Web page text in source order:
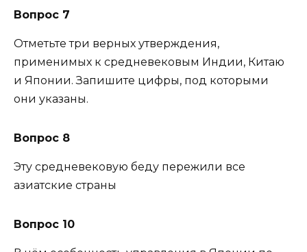
Вопрос 7
Отметьте три верных утверждения,
применимых к средневе­ковым Индии, Китаю
и Японии. Запишите цифры, под кото­рыми
они указаны.
Вопрос 8
Эту средневековую беду пережили все
азиатские страны
Вопрос 10